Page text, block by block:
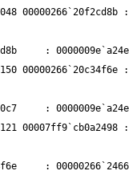
00000266`20f2cd8b :
:
00000266`20c34f6e :
:
00007ff9`cb0a2498 :
: